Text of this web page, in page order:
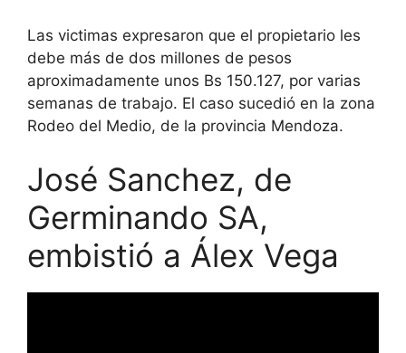
Las victimas expresaron que el propietario les
debe más de dos millones de pesos
aproximadamente unos Bs 150.127, por varias
semanas de trabajo. El caso sucedió en la zona
Rodeo del Medio, de la provincia Mendoza.
José Sanchez, de
Germinando SA,
embistió a Álex Vega